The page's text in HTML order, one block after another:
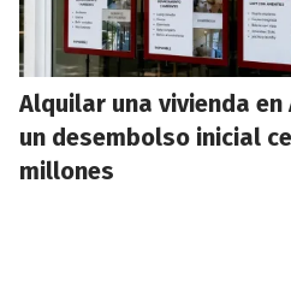
Alquilar una vivienda
un desembolso inicial
millones